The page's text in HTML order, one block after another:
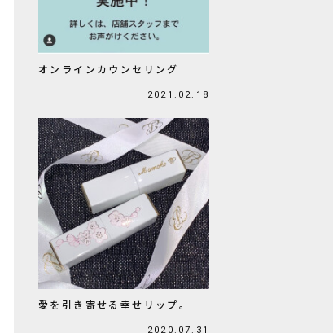
オンラインカウンセリング
2021.02.18
愛を引き寄せる幸せリップ。
2020.07.31